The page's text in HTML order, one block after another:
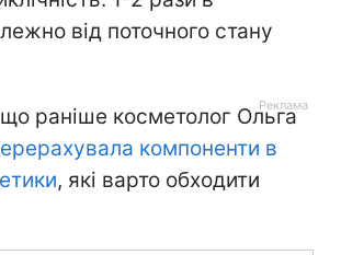
від поточного стану
раніше косметолог Ольга
компоненти в
, які варто обходити